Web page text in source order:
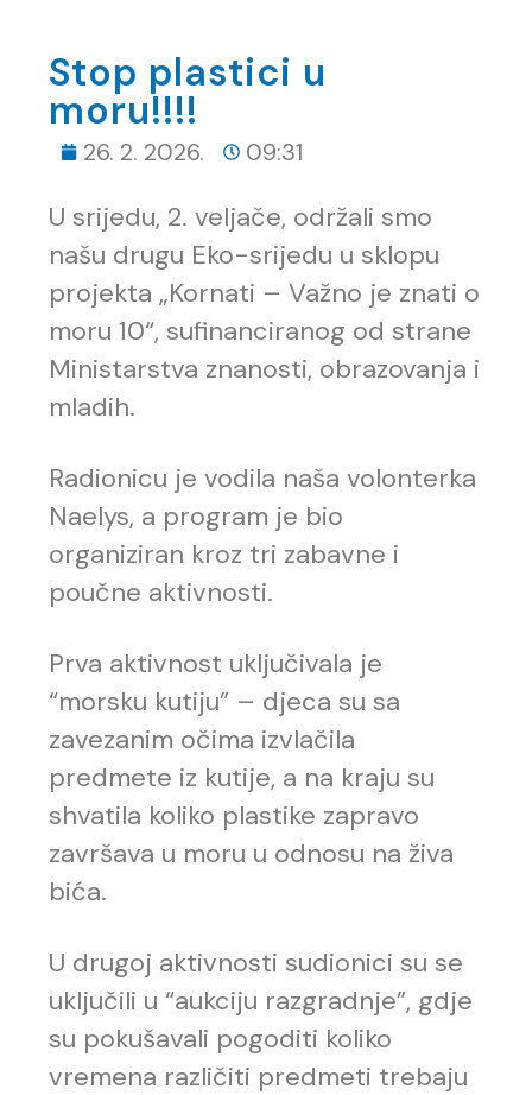
Stop plastici u
moru!!!!
26. 2. 2026. 09:31
U srijedu, 2. veljače, održali smo
našu drugu Eko-srijedu u sklopu
projekta „Kornati – Važno je znati o
moru 10“, sufinanciranog od strane
Ministarstva znanosti, obrazovanja i
mladih.
Radionicu je vodila naša volonterka
Naelys, a program je bio
organiziran kroz tri zabavne i
poučne aktivnosti.
Prva aktivnost uključivala je
“morsku kutiju” – djeca su sa
zavezanim očima izvlačila
predmete iz kutije, a na kraju su
shvatila koliko plastike zapravo
završava u moru u odnosu na živa
bića.
U drugoj aktivnosti sudionici su se
uključili u “aukciju razgradnje”, gdje
su pokušavali pogoditi koliko
vremena različiti predmeti trebaju